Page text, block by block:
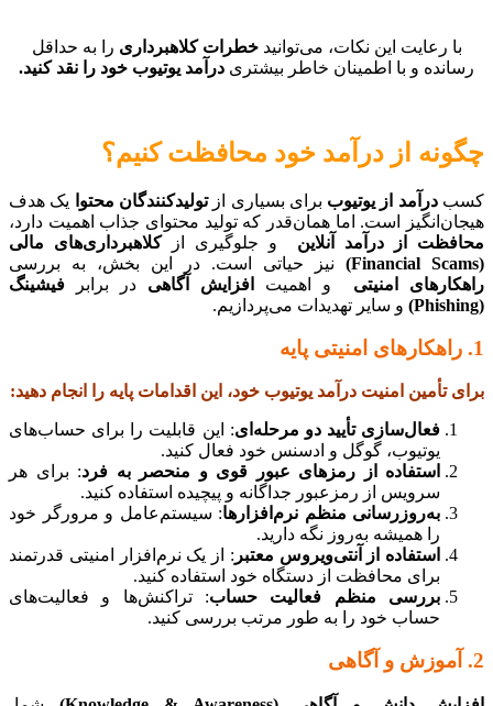
با رعایت این نکات، می‌توانیدخطرات کلاهبرداری را به حداقل
رسانده و با اطمینان خاطر بیشتری درآمد یوتیوب خود را نقد کنید.
چگونه از درآمد خود محافظت کنیم؟
کسبدرآمد از یوتیوب برای بسیاری ازتولیدکنندگان محتوا یک هدف
هیجان‌انگیز است. اما همان‌قدر که تولید محتوای جذاب اهمیت دارد،
محافظت از درآمد آنلاین
و جلوگیری ازکلاهبرداری‌های مالی
(Financial Scams)
نیز حیاتی است. در این بخش، به بررسی
راهکارهای امنیتی
و اهمیت افزایش آگاهی در برابر فیشینگ
(Phishing)
و سایر تهدیدات می‌پردازیم.
1. راهکارهای امنیتی پایه
برای تأمین امنیت درآمد یوتیوب خود، این اقدامات پایه را انجام دهید:
فعال‌سازی تأیید دو مرحله‌ای: این قابلیت را برای حساب‌های
یوتیوب، گوگل و ادسنس خود فعال کنید.
استفاده از رمزهای عبور قوی و منحصر به فرد: برای هر
سرویس از رمزعبور جداگانه و پیچیده استفاده کنید.
به‌روزرسانی منظم نرم‌افزارها: سیستم‌عامل و مرورگر خود
را همیشه به‌روز نگه دارید.
استفاده از آنتی‌ویروس معتبر : از یک نرم‌افزار امنیتی قدرتمند
برای محافظت از دستگاه خود استفاده کنید.
بررسی منظم فعالیت حساب: تراکنش‌ها و فعالیت‌های
حساب خود را به طور مرتب بررسی کنید.
2. آموزش و آگاهی